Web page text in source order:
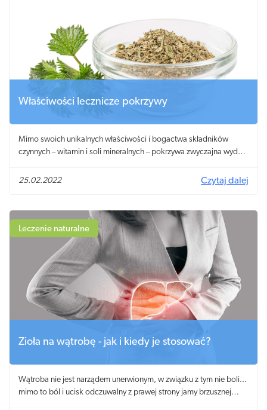
Właściwości lecznicze pokrzywy
Mimo swoich unikalnych właściwości i bogactwa składników
czynnych – witamin i soli mineralnych – pokrzywa zwyczajna wydaje
powszechnie dostępna i tania, warto zapoznać się z jej leczniczymi
krążenia! Dlaczego jeszcze warto pić napary z pokrzywy?
25.02.2022 Czytaj dalej
Leczenie naturalne
Zioła na wątrobę - jak i kiedy je stosować?
Wątroba nie jest narządem unerwionym, w związku z tym nie boli...
mimo to ból i ucisk odczuwalny z prawej strony jamy brzusznej